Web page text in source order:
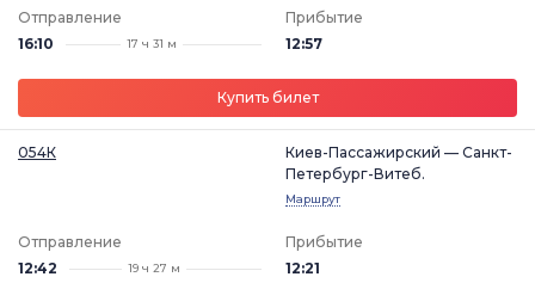
Отправление
16:10
17 ч 31 м
Прибытие
12:57
Купить билет
054К
Киев-Пассажирский — Санкт-
Петербург-Витеб.
Маршрут
Отправление
12:42
19 ч 27 м
Прибытие
12:21